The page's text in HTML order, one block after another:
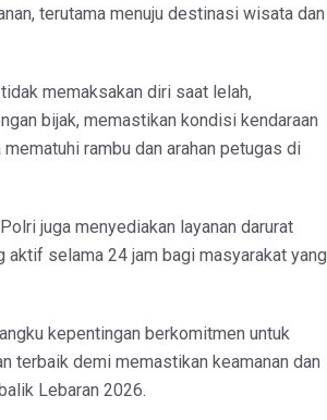
terutama menuju destinasi wisata dan
memaksakan diri saat lelah,
bijak, memastikan kondisi kendaraan
rambu dan arahan petugas di
juga menyediakan layanan darurat
aktif selama 24 jam bagi masyarakat yang
kepentingan berkomitmen untuk
terbaik demi memastikan keamanan dan
Lebaran 2026.